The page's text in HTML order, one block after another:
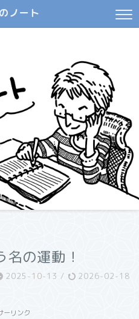
ノート
名の運動！
2025-10-13 / 2026-02-18
ーリンク